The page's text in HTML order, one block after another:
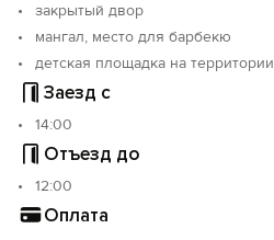
закрытый двор
мангал, место для барбекю
детская площадка на территории
Заезд с
14:00
Отъезд до
12:00
Оплата